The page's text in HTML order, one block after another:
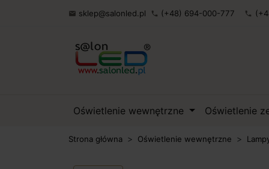
 sklep@salonled.pl phone (+48) 694-000-777 phone
Oświetlenie wewnętrzne Oświetlenie
Strona główna Oświetlenie wewnętrzne